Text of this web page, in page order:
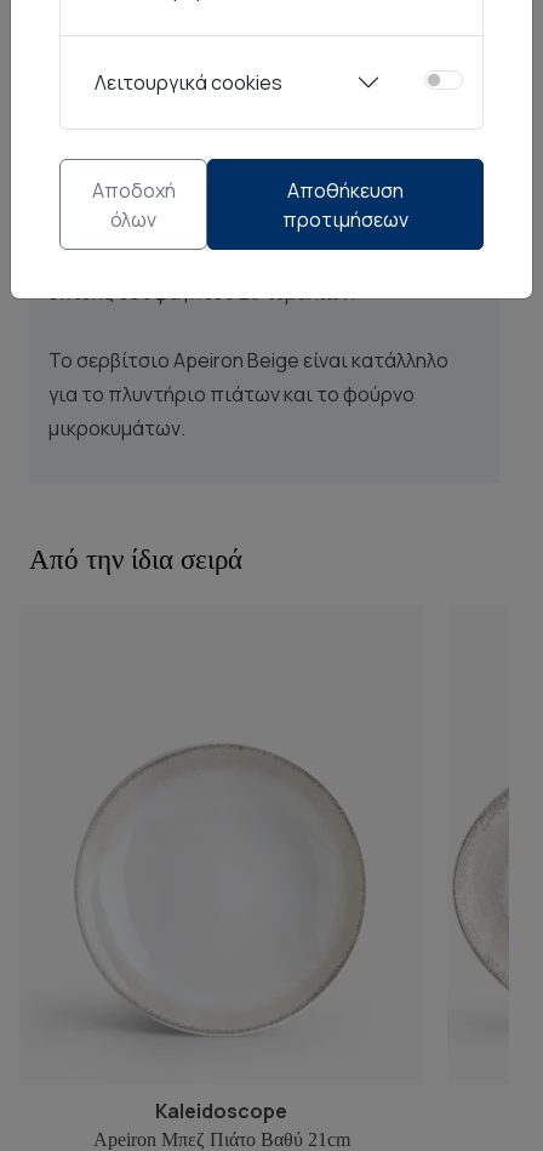
Αυτά τα μοναδικά σερβίτσια πιάτων
πορσελάνης διαθέτουν μια πλήρη συλλογή η
οποία αποτελείται από ρηχά πιάτα, βαθιά και
φρούτου, πιατέλα, σαλατιέρα, τσαγιέρα,
γαλατιέρα, ζαχαριέρα, φλυτζάνια τσαγιού και
καφέ, κούπες και μπωλ. Στη σειρά θα βρείτε
επίσης σετ φαγητού 20 τεμαχίων.
Το σερβίτσιο Apeiron Beige είναι κατάλληλο
για το πλυντήριο πιάτων και το φούρνο
μικροκυμάτων.
Από την ίδια σειρά
Kaleidoscope
Apeiron Μπεζ Πιάτο Βαθύ 21cm
Λειτουργικά cookies
Αποδοχή
όλων
Αποθήκευση
προτιμήσεων